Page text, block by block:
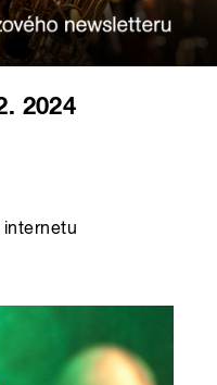
2024
internetu